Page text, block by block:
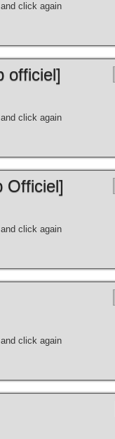
click again
officiel]
click again
Officiel]
click again
click again